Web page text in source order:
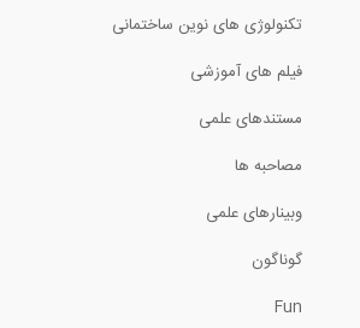
تکنولوژی های نوین ساختمانی
فیلم های آموزشی
مستندهای علمی
مصاحبه ها
وبینارهای علمی
گوناگون
Fun